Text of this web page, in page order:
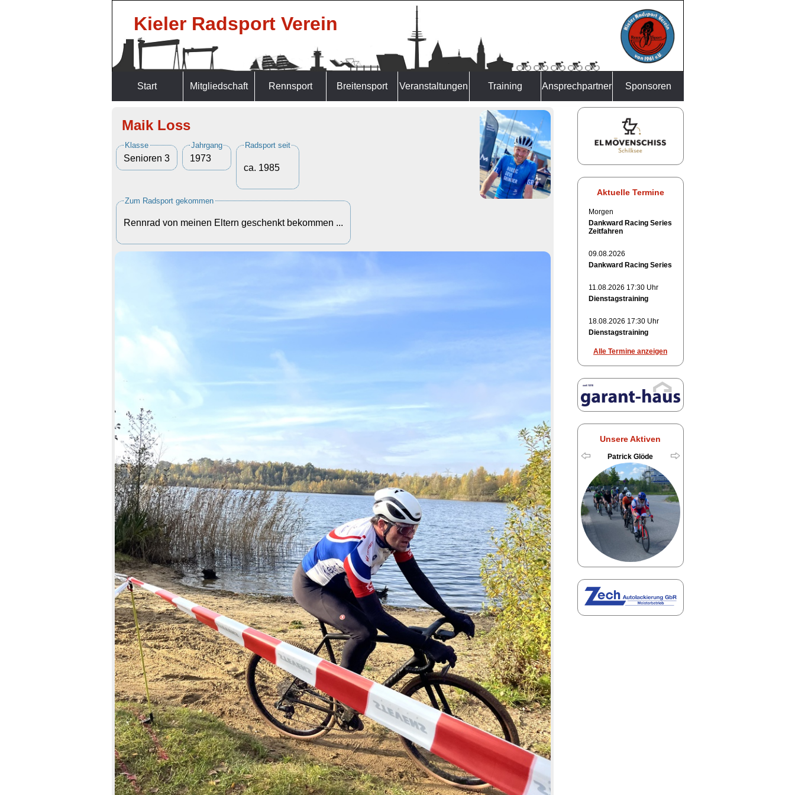
Kieler Radsport Verein
Start Mitgliedschaft Rennsport Breitensport Veranstaltungen Training Ansprechpartner Sponsoren
Maik Loss
Klasse
Senioren 3
Jahrgang
1973
Radsport seit
ca. 1985
Zum Radsport gekommen
Rennrad von meinen Eltern geschenkt bekommen ...
Aktuelle Termine
Morgen
Dankward Racing Series
Zeitfahren
09.08.2026
Dankward Racing Series
11.08.2026 17:30 Uhr
Dienstagstraining
18.08.2026 17:30 Uhr
Dienstagstraining
Alle Termine anzeigen
Unsere Aktiven
Patrick Glöde